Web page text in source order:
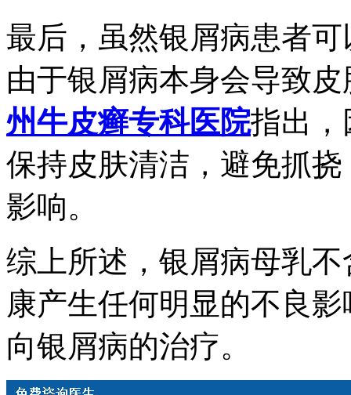
最后，虽然银屑病患者
由于银屑病本身会导致
州牛皮癣专科医院指出，
保持皮肤清洁，避免抓
影响。
综上所述，银屑病母乳
康产生任何明显的不良
向银屑病的治疗。